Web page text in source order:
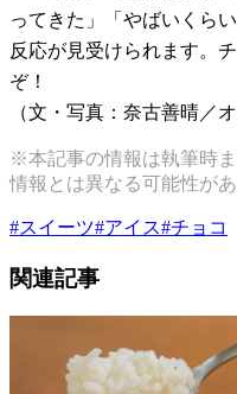
ってきた」「やばいくら
反応が見受けられます。
ぞ！
（文・写真：奈古善晴／オ
※本記事の情報は執筆時
情報とは異なる可能性が
#スイーツ#アイス#チョコ
関連記事